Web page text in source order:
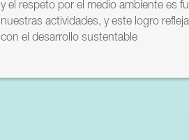
y el respeto por el medio ambiente es
nuestras actividades, y este logro
con el desarrollo sustentable